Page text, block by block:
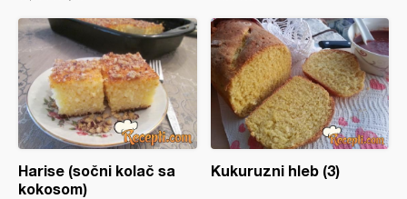
Harise (sočni kolač sa
kokosom)
Kukuruzni hleb (3)